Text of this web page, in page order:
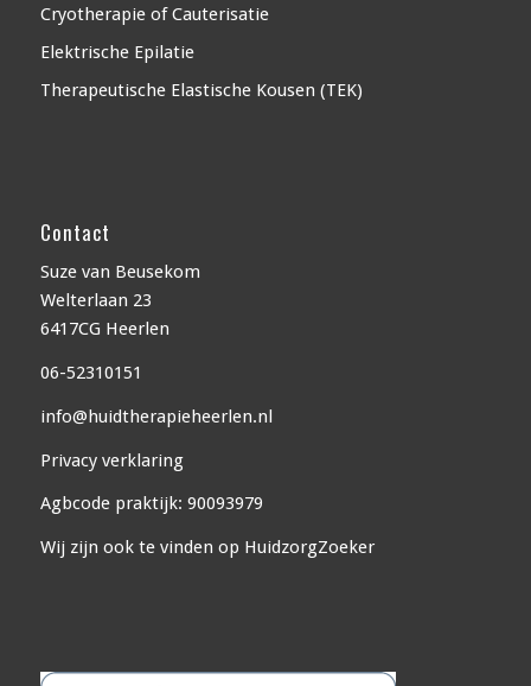
Cryotherapie of Cauterisatie
Elektrische Epilatie
Therapeutische Elastische Kousen (TEK)
Contact
Suze van Beusekom
Welterlaan 23
6417CG Heerlen
06-52310151
info@huidtherapieheerlen.nl
Privacy verklaring
Agbcode praktijk: 90093979
Wij zijn ook te vinden op HuidzorgZoeker